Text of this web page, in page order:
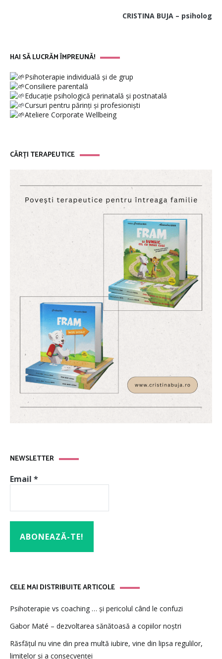
CRISTINA BUJA – psiholog
HAI SĂ LUCRĂM ÎMPREUNĂ!
Psihoterapie individuală și de grup
Consiliere parentală
Educație psihologică perinatală și postnatală
Cursuri pentru părinți și profesioniști
Ateliere Corporate Wellbeing
CĂRȚI TERAPEUTICE
NEWSLETTER
Email *
CELE MAI DISTRIBUITE ARTICOLE
Psihoterapie vs coaching … și pericolul când le confuzi
Gabor Maté – dezvoltarea sănătoasă a copiilor noștri
Răsfățul nu vine din prea multă iubire, vine din lipsa regulilor,
limitelor și a consecvenței